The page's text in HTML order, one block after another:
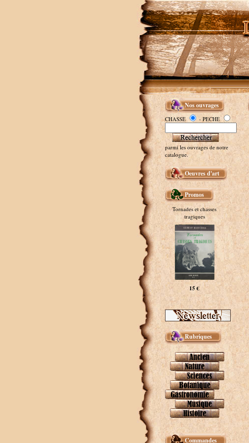
Nos ouvrages
CHASSE - PECHE
parmi les ouvrages de notre
catalogue.
Oeuvres d'art
Promos
Tornades et chasses
tragiques
15 €
Rubriques
Commandes